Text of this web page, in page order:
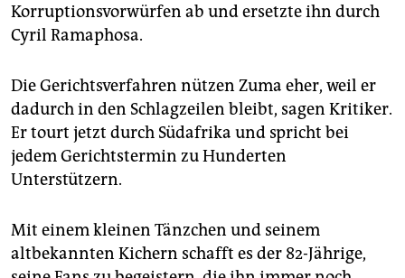
Korruptionsvorwürfen ab und ersetzte ihn durch
Cyril Ramaphosa.
Die Gerichtsverfahren nützen Zuma eher, weil er
dadurch in den Schlagzeilen bleibt, sagen Kritiker.
Er tourt jetzt durch Südafrika und spricht bei
jedem Gerichtstermin zu Hunderten
Unterstützern.
Mit einem kleinen Tänzchen und seinem
altbekannten Kichern schafft es der 82-Jährige,